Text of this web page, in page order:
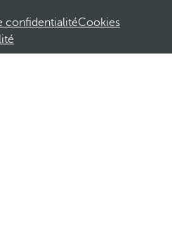
confidentialitéCookies